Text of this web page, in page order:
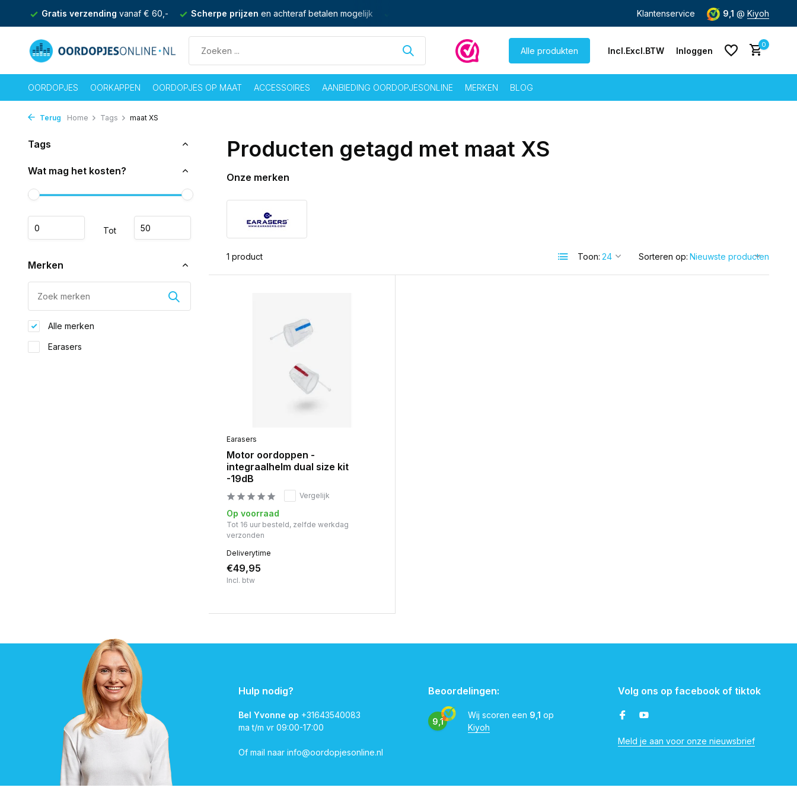
Gratis verzending vanaf € 60,- Scherpe prijzen en achteraf betalen mogelijk Gratis verzending vanaf € 60,-
Klantenservice 9,1 @ Kiyoh
Alle produkten Incl.Excl.BTW Inloggen
0
OORDOPJES OORKAPPEN OORDOPJES OP MAAT ACCESSOIRES AANBIEDING OORDOPJESONLINE MERKEN BLOG
Terug Home Tags maat XS
Tags
Wat mag het kosten?
Tot
Merken
Alle merken
Earasers
Producten getagd met maat XS
Onze merken
1 product Toon: Sorteren op:
Earasers
Motor oordoppen -
integraalhelm dual size kit
-19dB
Vergelijk
Op voorraad
Tot 16 uur besteld, zelfde werkdag
verzonden
Deliverytime
€49,95
Incl. btw
Hulp nodig?
Bel Yvonne op +31643540083
ma t/m vr 09:00-17:00
Of mail naar info@oordopjesonline.nl
Beoordelingen:
9,1
Wij scoren een 9,1 op
Kiyoh
Volg ons op facebook of tiktok
Meld je aan voor onze nieuwsbrief